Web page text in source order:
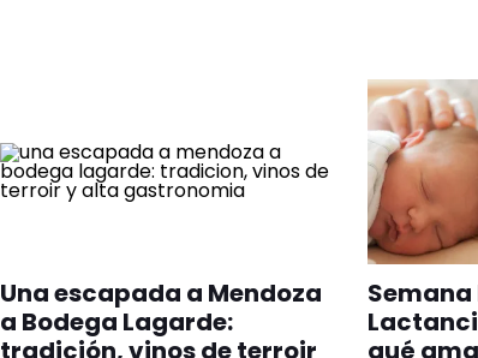
Una escapada a Mendoza
a Bodega Lagarde:
tradición, vinos de terroir
qué